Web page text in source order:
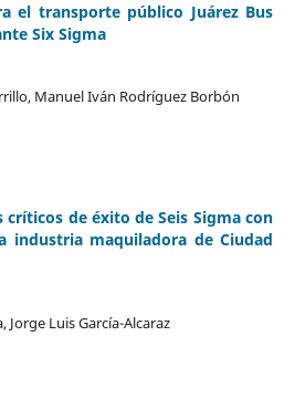
el transporte público Juárez Bus
Six Sigma
Manuel Iván Rodríguez Borbón
críticos de éxito de Seis Sigma con
industria maquiladora de Ciudad
Jorge Luis García-Alcaraz